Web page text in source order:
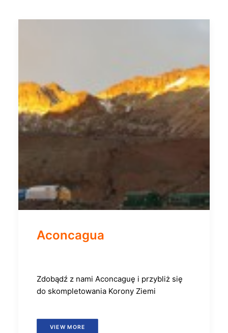
Aconcagua
Zdobądź z nami Aconcaguę i przybliż się
do skompletowania Korony Ziemi
VIEW MORE